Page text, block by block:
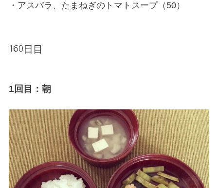
・アスパラ、たまねぎのトマトスープ（50）
160日目
1回目：朝